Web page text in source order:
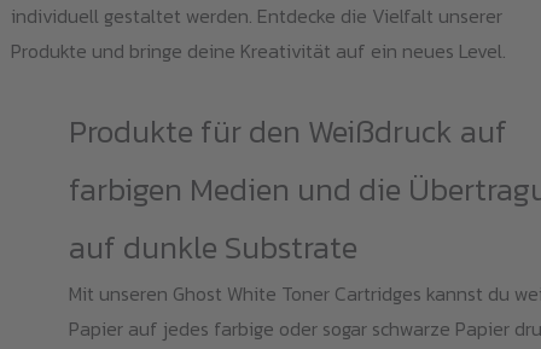
individuell gestaltet werden. Entdecke die Vielfalt unserer
Produkte und bringe deine Kreativität auf ein neues Level.
Produkte für den Weißdruck auf
farbigen Medien und die
auf dunkle Substrate
Mit unseren Ghost White Toner Cartridges kannst du
Papier auf jedes farbige oder sogar schwarze Papier